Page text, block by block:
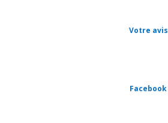
Votre avis
Facebook